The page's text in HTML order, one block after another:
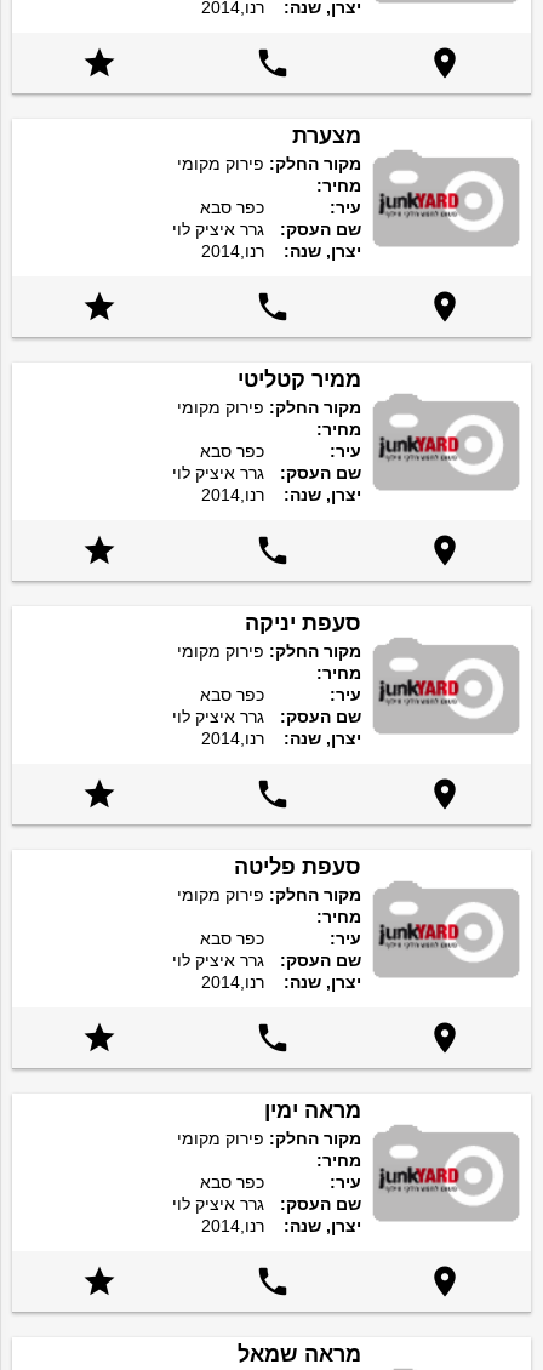
יצרן, שנה: רנו,2014



מצערת
מקור החלק: פירוק מקומי
מחיר:
עיר:
כפר סבא
שם העסק:
גרר איציק לוי
יצרן, שנה:
רנו,2014



ממיר קטליטי
מקור החלק: פירוק מקומי
מחיר:
עיר:
כפר סבא
שם העסק:
גרר איציק לוי
יצרן, שנה:
רנו,2014



סעפת יניקה
מקור החלק: פירוק מקומי
מחיר:
עיר:
כפר סבא
שם העסק:
גרר איציק לוי
יצרן, שנה:
רנו,2014



סעפת פליטה
מקור החלק: פירוק מקומי
מחיר:
עיר:
כפר סבא
שם העסק:
גרר איציק לוי
יצרן, שנה:
רנו,2014



מראה ימין
מקור החלק: פירוק מקומי
מחיר:
עיר:
כפר סבא
שם העסק:
גרר איציק לוי
יצרן, שנה:
רנו,2014



מראה שמאל